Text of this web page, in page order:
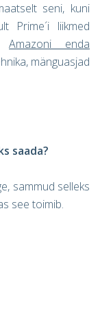
seni, kuni
Prime´i liikmed
Amazoni enda
mänguasjad
saada?
sammud selleks
see toimib.